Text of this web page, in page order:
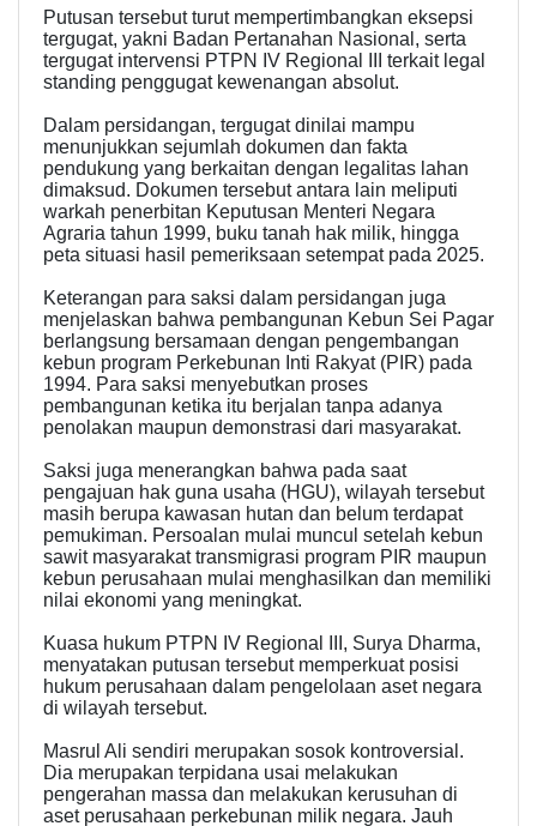
Putusan tersebut turut mempertimbangkan eksepsi
tergugat, yakni Badan Pertanahan Nasional, serta
tergugat intervensi PTPN IV Regional III terkait legal
standing penggugat kewenangan absolut.
Dalam persidangan, tergugat dinilai mampu
menunjukkan sejumlah dokumen dan fakta
pendukung yang berkaitan dengan legalitas lahan
dimaksud. Dokumen tersebut antara lain meliputi
warkah penerbitan Keputusan Menteri Negara
Agraria tahun 1999, buku tanah hak milik, hingga
peta situasi hasil pemeriksaan setempat pada 2025.
Keterangan para saksi dalam persidangan juga
menjelaskan bahwa pembangunan Kebun Sei Pagar
berlangsung bersamaan dengan pengembangan
kebun program Perkebunan Inti Rakyat (PIR) pada
1994. Para saksi menyebutkan proses
pembangunan ketika itu berjalan tanpa adanya
penolakan maupun demonstrasi dari masyarakat.
Saksi juga menerangkan bahwa pada saat
pengajuan hak guna usaha (HGU), wilayah tersebut
masih berupa kawasan hutan dan belum terdapat
pemukiman. Persoalan mulai muncul setelah kebun
sawit masyarakat transmigrasi program PIR maupun
kebun perusahaan mulai menghasilkan dan memiliki
nilai ekonomi yang meningkat.
Kuasa hukum PTPN IV Regional III, Surya Dharma,
menyatakan putusan tersebut memperkuat posisi
hukum perusahaan dalam pengelolaan aset negara
di wilayah tersebut.
Masrul Ali sendiri merupakan sosok kontroversial.
Dia merupakan terpidana usai melakukan
pengerahan massa dan melakukan kerusuhan di
aset perusahaan perkebunan milik negara. Jauh